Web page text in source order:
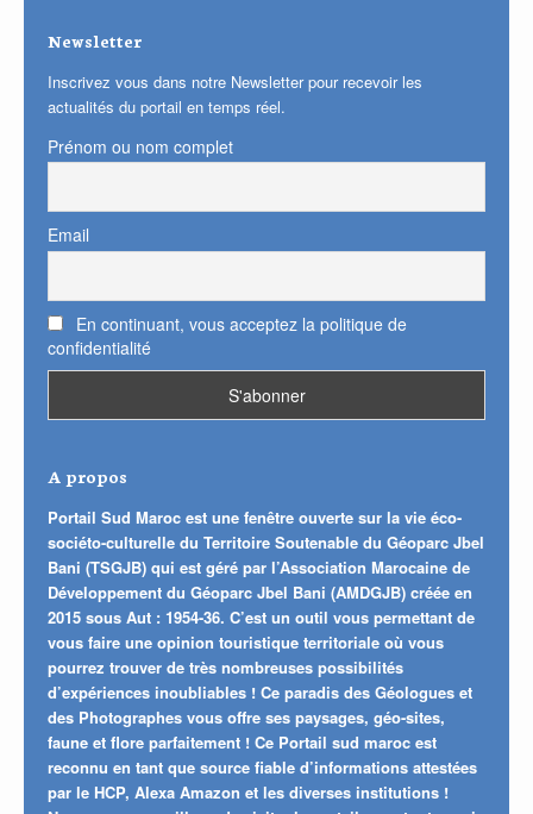
Newsletter
Inscrivez vous dans notre Newsletter pour recevoir les
actualités du portail en temps réel.
Prénom ou nom complet
Email
En continuant, vous acceptez la politique de
confidentialité
A propos
Portail Sud Maroc est une fenêtre ouverte sur la vie éco-
sociéto-culturelle du Territoire Soutenable du Géoparc Jbel
Bani (TSGJB) qui est géré par l’Association Marocaine de
Développement du Géoparc Jbel Bani (AMDGJB) créée en
2015 sous Aut : 1954-36. C’est un outil vous permettant de
vous faire une opinion touristique territoriale où vous
pourrez trouver de très nombreuses possibilités
d’expériences inoubliables ! Ce paradis des Géologues et
des Photographes vous offre ses paysages, géo-sites,
faune et flore parfaitement ! Ce Portail sud maroc est
reconnu en tant que source fiable d’informations attestées
par le HCP, Alexa Amazon et les diverses institutions !